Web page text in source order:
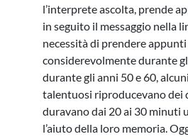
l’interprete ascolta, prende
in seguito il messaggio nella
necessità di prendere
considerevolmente durante
durante gli anni 50 e 60,
talentuosi riproducevano dei
duravano dai 20 ai 30 minuti
l’aiuto della loro memoria.